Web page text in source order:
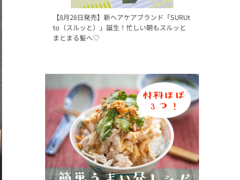
【8月28日発売】新ヘアケアブランド「SURUt
to（スルッと）」誕生！忙しい朝もスルッと
まとまる髪へ♡